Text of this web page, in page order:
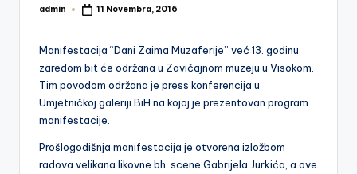
Posted
admin 11 Novembra, 2016
Manifestacija “Dani Zaima Muzaferije” već 13. godinu
zaredom bit će održana u Zavičajnom muzeju u Visokom.
Tim povodom održana je press konferencija u
Umjetničkoj galeriji BiH na kojoj je prezentovan program
manifestacije.
Prošlogodišnja manifestacija je otvorena izložbom
radova velikana likovne bh. scene Gabrijela Jurkića, a ove